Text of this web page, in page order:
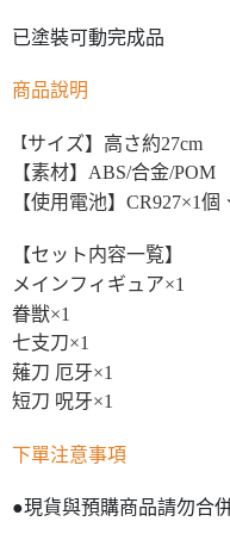
已塗裝可動完成品
商品說明
【サイズ】高さ約27cm
【素材】ABS/合金/POM
【使用電池】CR927×1
【セット内容一覧】
メインフィギュア×1
眷獣×1
七支刀×1
薙刀 厄牙×1
短刀 呪牙×1
下單注意事項
●現貨與預購商品請勿合